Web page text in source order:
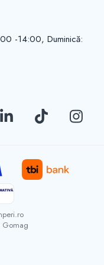
-14:00, Duminică:
Gomag